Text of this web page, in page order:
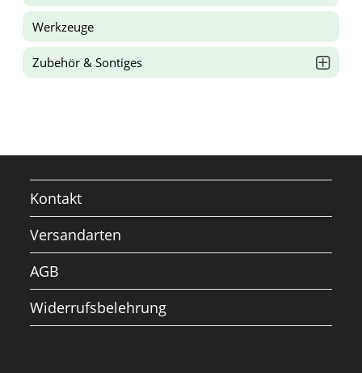
Werkzeuge
Zubehör & Sontiges
Kontakt
Versandarten
AGB
Widerrufsbelehrung